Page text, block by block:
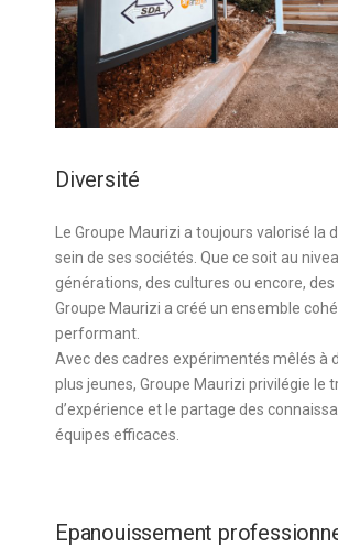
Diversité
Le Groupe Maurizi a toujours valorisé la
sein de ses sociétés. Que ce soit au
générations, des cultures ou encore,
Groupe Maurizi a créé un ensemble
performant.
Avec des cadres expérimentés mêlés à
plus jeunes, Groupe Maurizi privilégie le
d’expérience et le partage des
équipes efficaces.
Epanouissement